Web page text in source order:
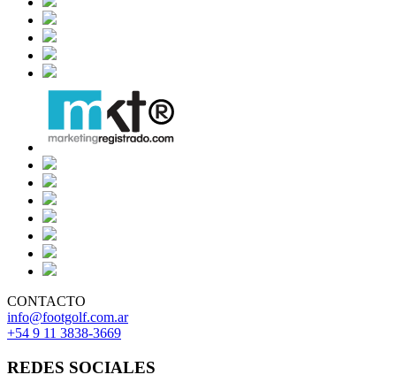
CONTACTO
info@footgolf.com.ar
+54 9 11 3838-3669
REDES SOCIALES